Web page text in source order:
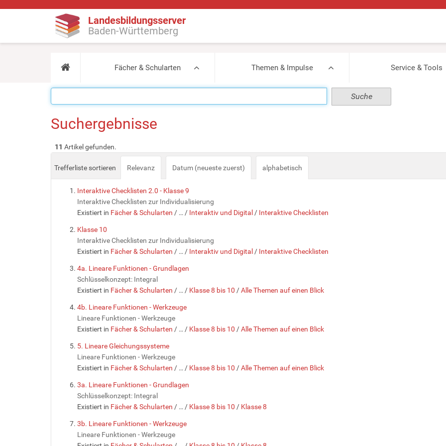
Landesbildungsserver
Baden-Württemberg
Fächer & Schularten Themen & Impulse Service & Tools
Suchergebnisse
11 Artikel gefunden.
Trefferliste sortieren Relevanz Datum (neueste zuerst) alphabetisch
Interaktive Checklisten 2.0 - Klasse 9
Interaktive Checklisten zur Individualisierung
Existiert in Fächer & Schularten / … / Interaktiv und Digital / Interaktive Checklisten
Klasse 10
Interaktive Checklisten zur Individualisierung
Existiert in Fächer & Schularten / … / Interaktiv und Digital / Interaktive Checklisten
4a. Lineare Funktionen - Grundlagen
Schlüsselkonzept: Integral
Existiert in Fächer & Schularten / … / Klasse 8 bis 10 /Alle Themen auf einen Blick
4b. Lineare Funktionen - Werkzeuge
Lineare Funktionen - Werkzeuge
Existiert in Fächer & Schularten / … / Klasse 8 bis 10 /Alle Themen auf einen Blick
5. Lineare Gleichungssysteme
Lineare Funktionen - Werkzeuge
Existiert in Fächer & Schularten / … / Klasse 8 bis 10 /Alle Themen auf einen Blick
3a. Lineare Funktionen - Grundlagen
Schlüsselkonzept: Integral
Existiert in Fächer & Schularten / … / Klasse 8 bis 10 / Klasse 8
3b. Lineare Funktionen - Werkzeuge
Lineare Funktionen - Werkzeuge